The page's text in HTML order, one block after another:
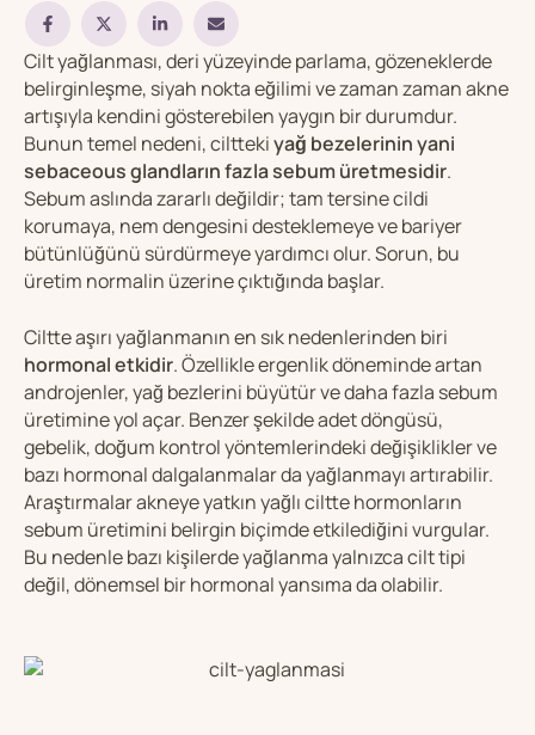
Cilt yağlanması, deri yüzeyinde parlama, gözeneklerde
belirginleşme, siyah nokta eğilimi ve zaman zaman akne
artışıyla kendini gösterebilen yaygın bir durumdur.
Bunun temel nedeni, cilttekiyağ bezelerinin yani
sebaceous glandların fazla sebum üretmesidir.
Sebum aslında zararlı değildir; tam tersine cildi
korumaya, nem dengesini desteklemeye ve bariyer
bütünlüğünü sürdürmeye yardımcı olur. Sorun, bu
üretim normalin üzerine çıktığında başlar.
Ciltte aşırı yağlanmanın en sık nedenlerinden biri
hormonal etkidir. Özellikle ergenlik döneminde artan
androjenler, yağ bezlerini büyütür ve daha fazla sebum
üretimine yol açar. Benzer şekilde adet döngüsü,
gebelik, doğum kontrol yöntemlerindeki değişiklikler ve
bazı hormonal dalgalanmalar da yağlanmayı artırabilir.
Araştırmalar akneye yatkın yağlı ciltte hormonların
sebum üretimini belirgin biçimde etkilediğini vurgular.
Bu nedenle bazı kişilerde yağlanma yalnızca cilt tipi
değil, dönemsel bir hormonal yansıma da olabilir.